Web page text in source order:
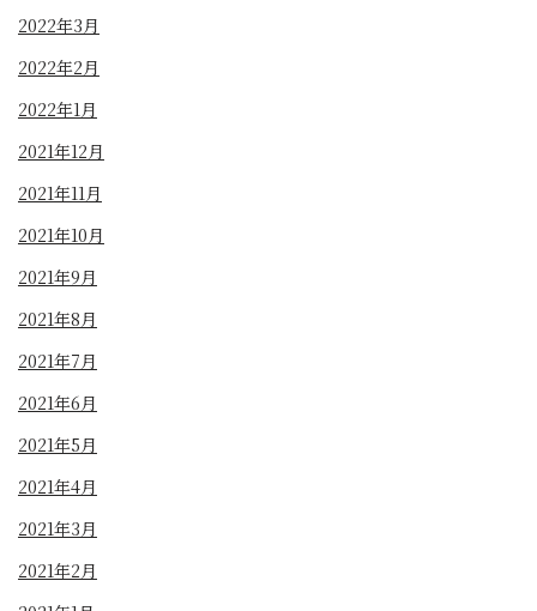
2022年3月
2022年2月
2022年1月
2021年12月
2021年11月
2021年10月
2021年9月
2021年8月
2021年7月
2021年6月
2021年5月
2021年4月
2021年3月
2021年2月